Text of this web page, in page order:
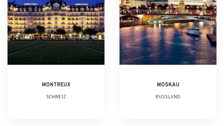
MONTREUX
SCHWEIZ
MOSKAU
RUSSLAND